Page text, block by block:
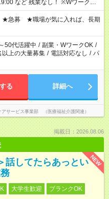
残業なし！ ※Wワークの
時間超の就業はご案内できませ
以上勤務は社会保険への加入対象
雇い派遣の原則禁止）により、
が難しい場合があります
★急募 ★職場が気に入れば、長期
50代活躍中 / 副業・WワークOK /
以上の大量募集 / 電話対応なし / パ
る 詳細へ
サービス事業部 （医療福祉介護関連）
掲載日：2026.08.06
NEW
話してたらあっとい
大学生歓迎
ブランクOK